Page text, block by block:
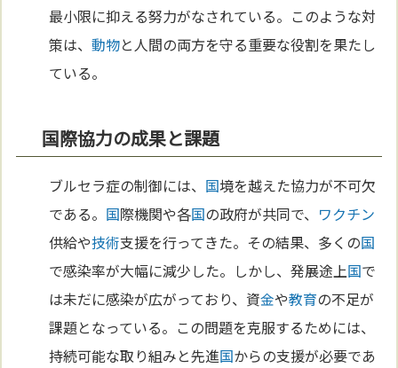
最小限に抑える努力がなされている。このような対
策は、動物と人間の両方を守る重要な役割を果たし
ている。
国際協力の成果と課題
ブルセラ症の制御には、 国境を越えた協力が不可欠
である。 国際機関や各国の政府が共同で、 ワクチン
供給や技術支援を行ってきた。その結果、多くの国
で感染率が大幅に減少した。しかし、発展途上国で
は未だに感染が広がっており、資金や教育の不足が
課題となっている。この問題を克服するためには、
持続可能な取り組みと先進国からの支援が必要であ